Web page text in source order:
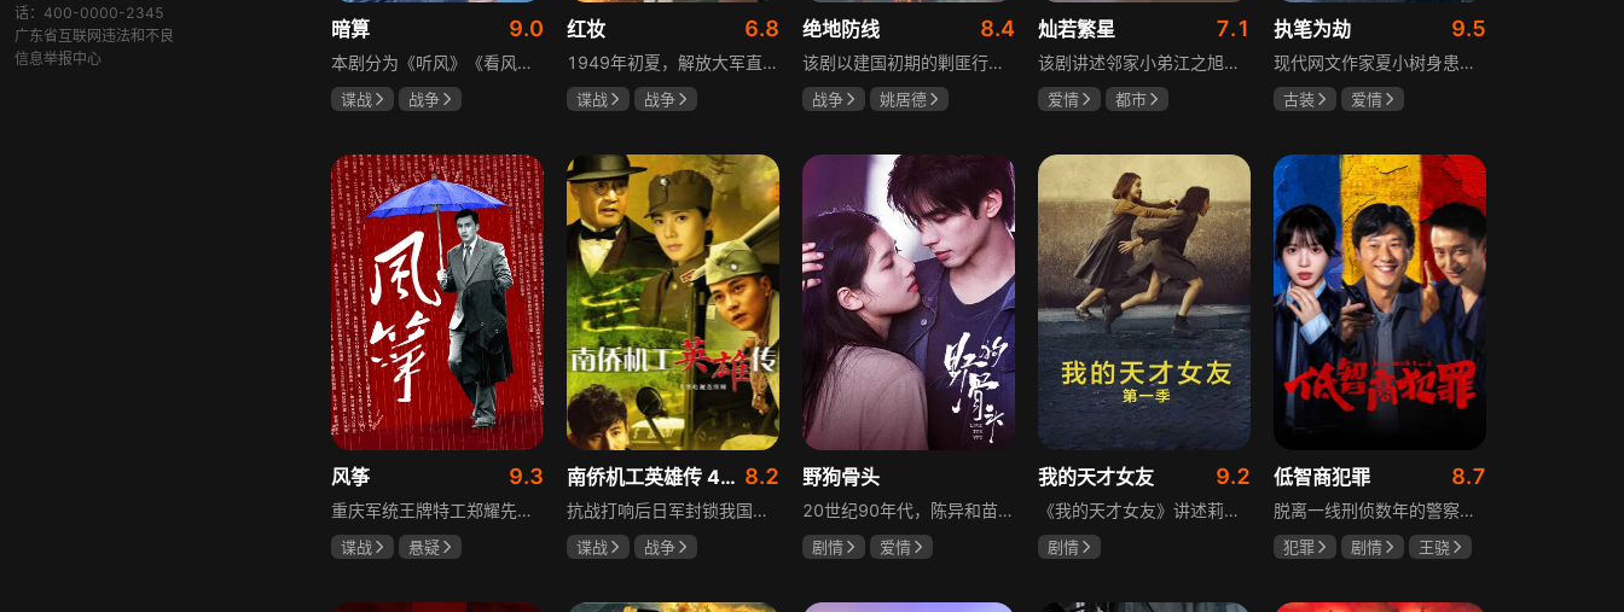
话：400-0000-2345
广东省互联网违法和不良
信息举报中心
暗算 9.0
本剧分为《听风》《看风》和《捕风》三个篇章，三者在时间关系及故事上相对独立，又千丝万缕。听风，即无线电侦听者，是一群“靠耳朵打江山”的人，他们的耳朵可以听到天外之音、无声之音、秘密之音。看风，即密码破译的人，是一群“善于神机妙算”的人，他们的慧眼可以识破天机、释读天书、看阅无字之书。捕风，即我党地下工作者，在国民党大肆实施白色恐怖时期，他们是牺牲者更是战斗者，乔装打扮深入虎穴，迎风而战，为缔造共和国立下不朽的丰功伟业。
谍战
战争
红妆 6.8
1949年初夏，解放大军直抵上海，国民党国防部保密局的中共地下党员邓家骥奉命撤往台湾，其妻同为地下党的沈荷因临产被留在上海。新中国成立之初，面对敌特的破坏活动，斗争形势严峻，沈荷隐藏真实身份，继续与敌人展开新一轮斗争，在隐秘战线坚守信仰，为新政权的稳定默默奉献。
谍战
战争
绝地防线 8.4
该剧以建国初期的剿匪行动为背景，讲述中国人民解放军西线小分队追击黑山寺国民党残部的故事。小分队在执行任务过程中，严格遵照上级指示，既要完成军事目标，又全力保护沿途百姓的生命财产安全，同时对残部人员采取劝降与救治相结合的策略。最终，小分队成功控制了区域内的疫情，救出了愿意投诚的士兵，圆满完成了剿匪解救任务，展现了解放军的优良作风与使命担当。
战争
姚居德
灿若繁星 7.1
该剧讲述邻家小弟江之旭留学归来，竟成了夏千星的顶头上司。从小管着江之旭、事事压他一头的夏千星无法接受，两人互不服气，在公司内外明争暗斗。江之旭借职位刁难夏千星，夏千星则用姐姐身份压制他，然而夏千星不知道，江之旭拼尽全力坐上这个位子，就是为了陪在她身边保护她。
爱情
都市
执笔为劫 9.5
现代网文作家夏小树身患绝症，临终前未能完成最后一部长篇小说，带着遗憾离世，却意外穿越进自己笔下的世界，成为书中的明月公主。夏小树步步为营，一次次改写危机。当夏小树耗尽预知，失去剧本掌控，她和萧景琰的命运急转直下。萧景琰被逼另娶他人，两人被迫私奔，却在曙光初现时遭遇追兵——夏小树中箭身亡，萧景琰抱着她痛不欲生。十年后，登基为帝的萧景琰在上元灯会上，遇见一个提着兔子灯的姑娘，与当年的明月一模一样……
古装
爱情
风筝 9.3
重庆军统王牌特工郑耀先实为潜伏的中共特工“风筝”，上线牺牲后他与组织失联，解放后化名周志乾继续提供情报。身份证实后他仍协助破获特务案，三十年情报生涯中他遭敌人追杀、妻离子散，为国家牺牲是他的人生价值。
谍战
悬疑
南侨机工英雄传 43集版 8.2
抗战打响后日军封锁我国运输路线，神鼓滇缅公路撑起抗战后勤补给，因急缺司机和技工，三千余名南洋华侨毅然归国共赴国难。方家兄弟是典型代表，大哥方天海表面投靠日军实为中共地下工作者，委曲求全游走生死间；弟弟方千树从纨绔子弟成长为抗日战士。剧集以真实历史为背景，展现华侨爱国情怀与民族大义。
谍战
战争
野狗骨头
20世纪90年代，陈异和苗靖因父母相识结缘，从充满敌意到彼此依靠，后因家庭变故不得不相依为命。大学时苗靖告白，陈异却因纵火案逼她离开藤城。多年后重逢，陈异为保护苗靖以身入局，两人并肩对抗走私团伙，最终陈异告白，两人终成眷属。
剧情
爱情
我的天才女友 9.2
《我的天才女友》讲述莉拉和莱侬这对好朋友的童年与少年时代。故事从友情开始，描绘女性友情的微妙变化——她们相互支持、妒忌和猜疑，又不断向外拓展，在与外部世界的试探中为自己塑形。莉拉聪明漂亮，莱侬羡慕她的天赋与决断力，两人都视对方为隐秘镜子，暗暗角力，展现女性成长中的复杂关系与自我探寻。
剧情
低智商犯罪 8.7
脱离一线刑侦数年的警察张一昂，因省厅匿名举报信被派往三江口调查。他刚到就遇刑警队长被害，洗清嫌疑时意外抓获连环杀人案凶手，迅速建立声望。张一昂锁定当地富商周荣团伙，蠢贼间勾心斗角的蝴蝶效应助警方屡建奇功，最终查明同僚遇害真相，让真凶落网。剧集以喜剧风格展现刑侦故事，充满黑色幽默。
犯罪 剧情
王骁